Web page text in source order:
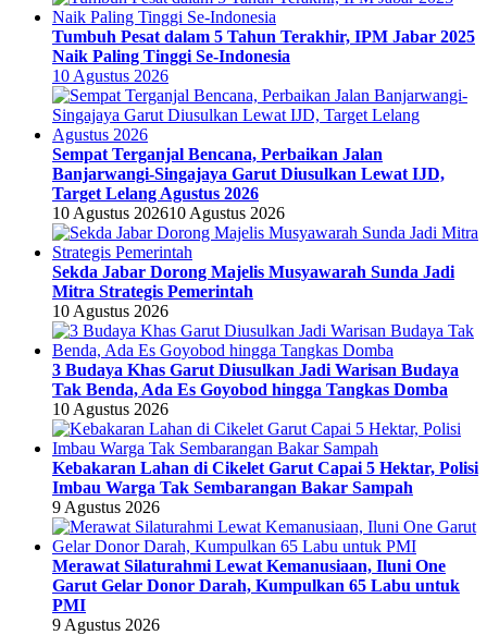
Tumbuh Pesat dalam 5 Tahun Terakhir, IPM Jabar 2025
Naik Paling Tinggi Se-Indonesia
10 Agustus 2026
Sempat Terganjal Bencana, Perbaikan Jalan
Banjarwangi-Singajaya Garut Diusulkan Lewat IJD,
Target Lelang Agustus 2026
10 Agustus 202610 Agustus 2026
Sekda Jabar Dorong Majelis Musyawarah Sunda Jadi
Mitra Strategis Pemerintah
10 Agustus 2026
3 Budaya Khas Garut Diusulkan Jadi Warisan Budaya
Tak Benda, Ada Es Goyobod hingga Tangkas Domba
10 Agustus 2026
Kebakaran Lahan di Cikelet Garut Capai 5 Hektar, Polisi
Imbau Warga Tak Sembarangan Bakar Sampah
9 Agustus 2026
Merawat Silaturahmi Lewat Kemanusiaan, Iluni One
Garut Gelar Donor Darah, Kumpulkan 65 Labu untuk
PMI
9 Agustus 2026